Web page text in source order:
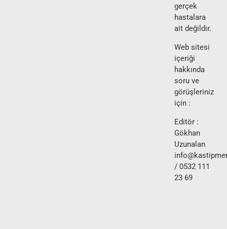
gerçek
hastalara
ait değildir.
Web sitesi
içeriği
hakkında
soru ve
görüşleriniz
için :
Editör :
Gökhan
Uzunalan
/ 0532 111
23 69